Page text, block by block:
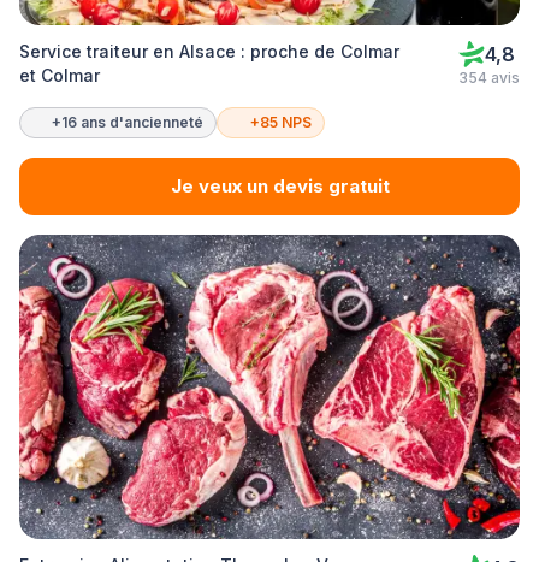
Service traiteur en Alsace : proche de Colmar
et Colmar
4,8
354 avis
+16 ans d'ancienneté +85 NPS
Je veux un devis gratuit